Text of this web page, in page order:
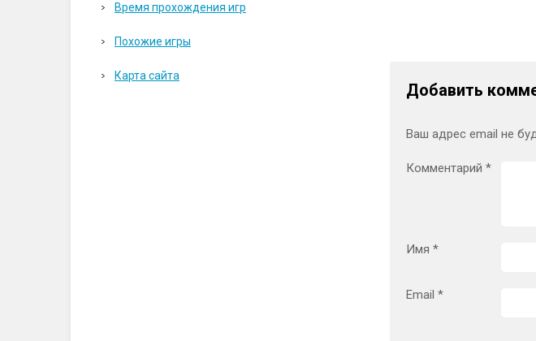
Добавить
Ваш адрес email не
Комментарий *
Имя *
Email *
Время прохождения игр
Похожие игры
Карта сайта